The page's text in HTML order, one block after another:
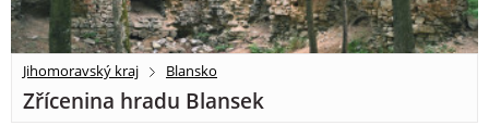
Jihomoravský kraj Blansko
Zřícenina hradu Blansek